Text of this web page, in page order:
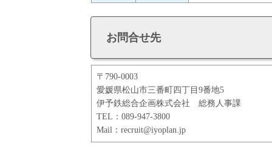
お問合せ先
〒790-0003
愛媛県松山市三番町四丁目9番地5
伊予鉄総合企画株式会社 総務人事課
TEL：089-947-3800
Mail： recruit@iyoplan.jp